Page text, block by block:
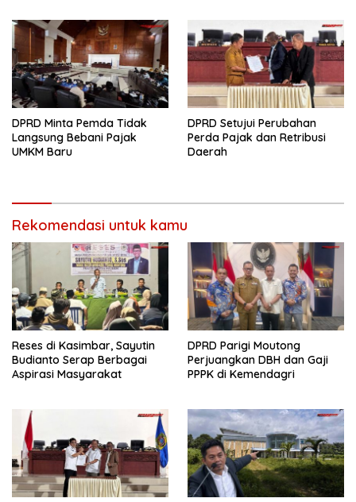
DPRD Minta Pemda Tidak
Langsung Bebani Pajak
UMKM Baru
DPRD Setujui Perubahan
Perda Pajak dan Retribusi
Daerah
Rekomendasi untuk kamu
Reses di Kasimbar, Sayutin
Budianto Serap Berbagai
Aspirasi Masyarakat
DPRD Parigi Moutong
Perjuangkan DBH dan Gaji
PPPK di Kemendagri